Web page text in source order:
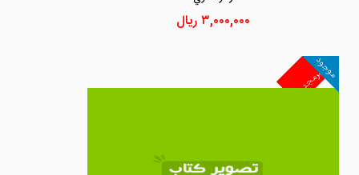
۳,۰۰۰,۰۰۰ریال
غیرمجد
موجود